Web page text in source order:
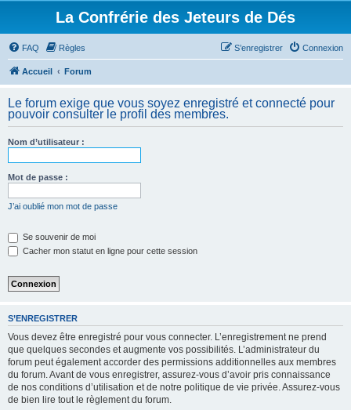
La Confrérie des Jeteurs de Dés
FAQ Règles Connexion
S’enregistrer
Accueil Forum
Le forum exige que vous soyez enregistré et connecté pour
pouvoir consulter le profil des membres.
Nom d’utilisateur :
Mot de passe :
J’ai oublié mon mot de passe
Se souvenir de moi
Cacher mon statut en ligne pour cette session
S’ENREGISTRER
Vous devez être enregistré pour vous connecter. L’enregistrement ne prend
que quelques secondes et augmente vos possibilités. L’administrateur du
forum peut également accorder des permissions additionnelles aux membres
du forum. Avant de vous enregistrer, assurez-vous d’avoir pris connaissance
de nos conditions d’utilisation et de notre politique de vie privée. Assurez-vous
de bien lire tout le règlement du forum.